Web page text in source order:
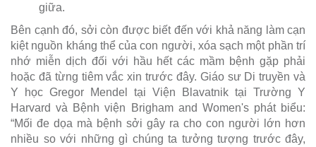
giữa.
Bên cạnh đó, sởi còn được biết đến với khả năng làm cạn
kiệt nguồn kháng thể của con người, xóa sạch một phần trí
nhớ miễn dịch đối với hầu hết các mầm bệnh gặp phải
hoặc đã từng tiêm vắc xin trước đây. Giáo sư Di truyền và
Y học Gregor Mendel tại Viện Blavatnik tại Trường Y
Harvard và Bệnh viện Brigham and Women's phát biểu:
“Mối đe dọa mà bệnh sởi gây ra cho con người lớn hơn
nhiều so với những gì chúng ta tưởng tượng trước đây,